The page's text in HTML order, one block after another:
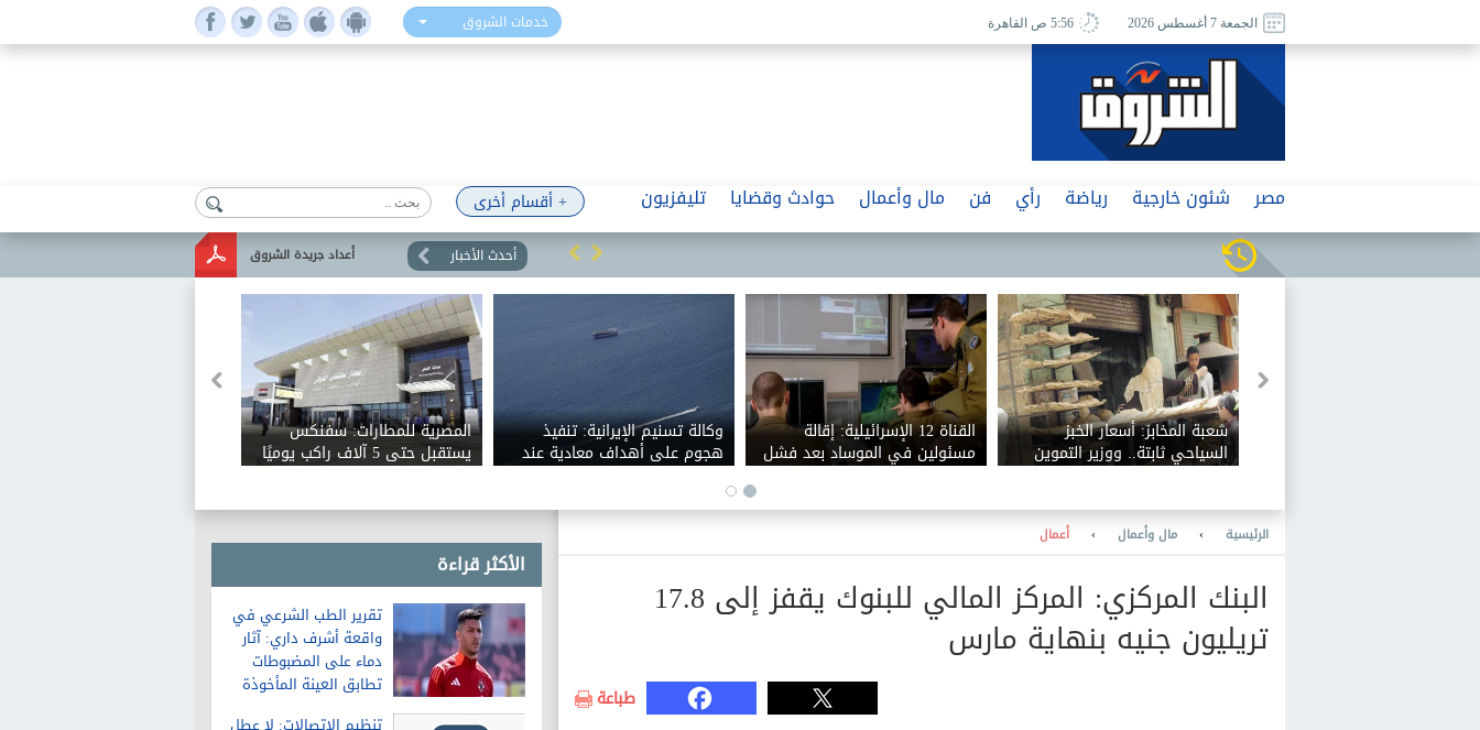
خدمات الشروق الجمعة 7 أغسطس 2026 5:56 ص القاهرة
+ أقسام أخرى مصر شئون خارجية رياضة رأي فن مال وأعمال حوادث وقضايا تليفزيون
أعداد جريدة الشروق أحدث الأخبار
شعبة المخابز: أسعار الخبز
السياحي ثابتة.. ووزير التموين
رفض زيادة 12.5%
القناة 12 الإسرائيلية: إقالة
مسئولين في الموساد بعد فشل
خطة لإسقاط النظام الإيراني
وكالة تسنيم الإيرانية: تنفيذ
هجوم على أهداف معادية عند
مدخل مضيق هرمز
المصرية للمطارات: سفنكس
يستقبل حتى 5 آلاف راكب يوميًا
ويخدم 28 وجهة دولية
الأكثر قراءة
تقرير الطب الشرعي في
واقعة أشرف داري: آثار
دماء على المضبوطات
تطابق العينة المأخوذة
الرئيسية › مال وأعمال › أعمال
البنك المركزي: المركز المالي للبنوك يقفز إلى 17.8
تريليون جنيه بنهاية مارس
طباعة